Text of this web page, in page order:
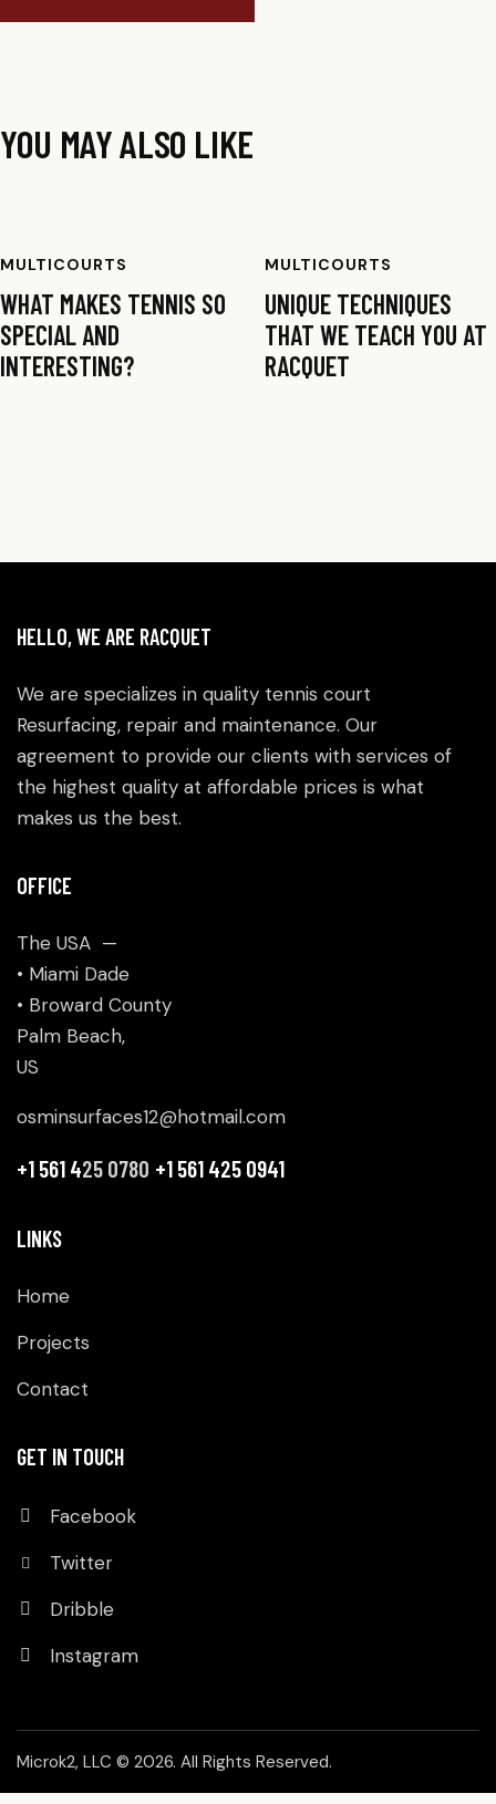
YOU MAY ALSO LIKE
MULTICOURTS
WHAT MAKES TENNIS SO
SPECIAL AND
INTERESTING?
MULTICOURTS
UNIQUE TECHNIQUES
THAT WE TEACH YOU AT
RACQUET
HELLO, WE ARE RACQUET
We are specializes in quality tennis court
Resurfacing, repair and maintenance. Our
agreement to provide our clients with services of
the highest quality at affordable prices is what
makes us the best.
OFFICE
The USA —
• Miami Dade
• Broward County
Palm Beach,
US
osminsurfaces12@hotmail.com
+1 561 425 0780 +1 561 425 0941
LINKS
Home
Projects
Contact
GET IN TOUCH
Facebook
Twitter
Dribble
Instagram
Microk2, LLC © 2026. All Rights Reserved.